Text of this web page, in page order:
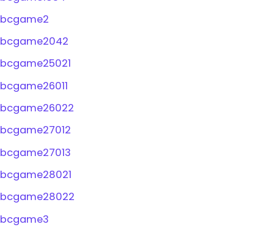
bcgame2
bcgame2042
bcgame25021
bcgame26011
bcgame26022
bcgame27012
bcgame27013
bcgame28021
bcgame28022
bcgame3